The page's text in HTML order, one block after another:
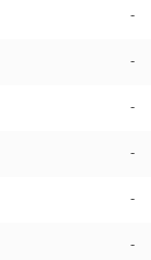
-
-
-
-
-
-